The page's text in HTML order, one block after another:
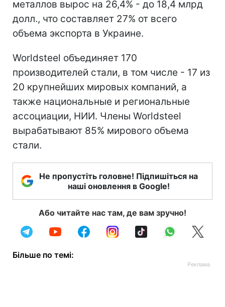
металлов вырос на 26,4% - до 18,4 млрд
долл., что составляет 27% от всего
объема экспорта в Украине.
Worldsteel объединяет 170
производителей стали, в том числе - 17 из
20 крупнейших мировых компаний, а
также национальные и региональные
ассоциации, НИИ. Члены Worldsteel
вырабатывают 85% мирового объема
стали.
Не пропустіть головне! Підпишіться на
наші оновлення в Google!
Або читайте нас там, де вам зручно!
Більше по темі: